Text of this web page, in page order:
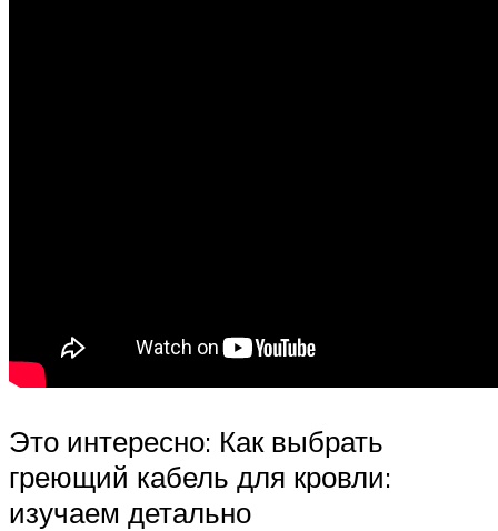
Это интересно: Как выбрать
греющий кабель для кровли:
изучаем детально